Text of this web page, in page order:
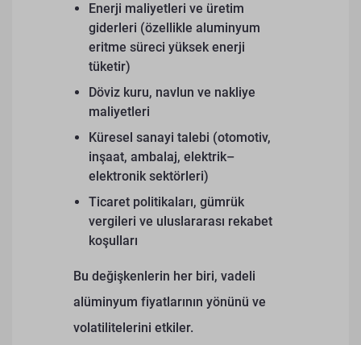
Enerji maliyetleri ve üretim
giderleri (özellikle aluminyum
eritme süreci yüksek enerji
tüketir)
Döviz kuru, navlun ve nakliye
maliyetleri
Küresel sanayi talebi (otomotiv,
inşaat, ambalaj, elektrik–
elektronik sektörleri)
Ticaret politikaları, gümrük
vergileri ve uluslararası rekabet
koşulları
Bu değişkenlerin her biri, vadeli
alüminyum fiyatlarının yönünü ve
volatilitelerini etkiler.